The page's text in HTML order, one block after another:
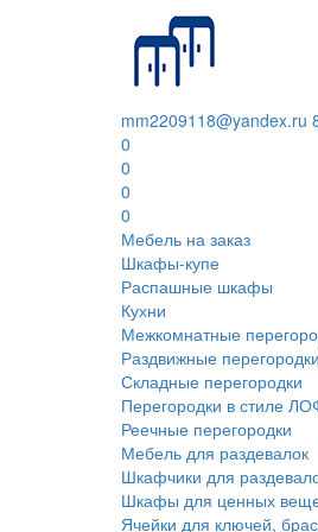
mm2209118@yandex.ru
0
0
0
0
Мебель на заказ
Шкафы-купе
Распашные шкафы
Кухни
Межкомнатные
Раздвижные перегородки
Складные перегородки
Перегородки в стиле
Реечные перегородки
Мебель для раздевалок
Шкафчики для
Шкафы для ценных
Ячейки для ключей,